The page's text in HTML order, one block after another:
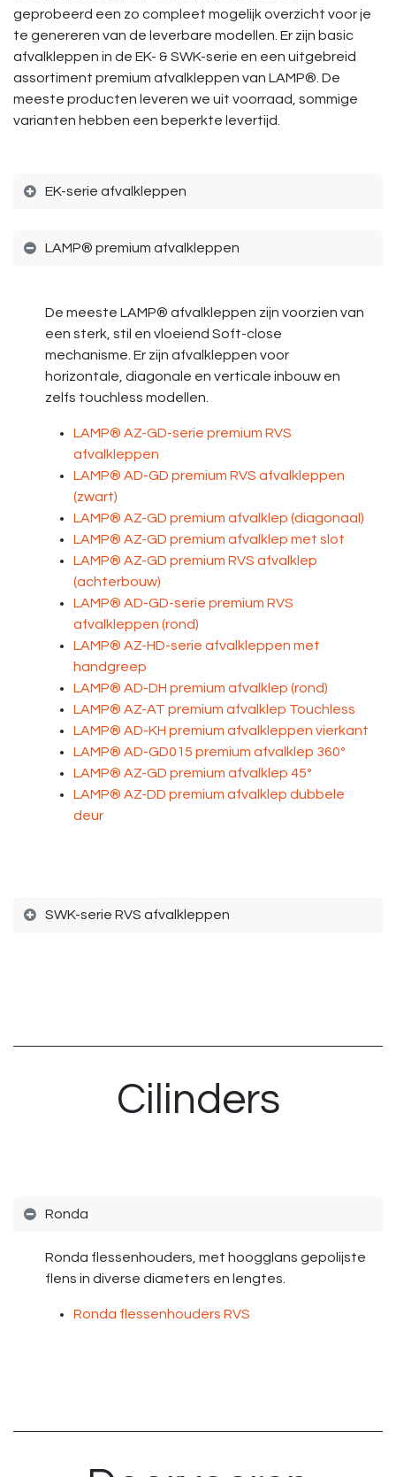
geprobeerd een zo compleet mogelijk overzicht voor je
te genereren van de leverbare modellen. Er zijn basic
afvalkleppen in de EK- & SWK-serie en een uitgebreid
assortiment premium afvalkleppen van LAMP®. De
meeste producten leveren we uit voorraad, sommige
varianten hebben een beperkte levertijd.
EK-serie afvalkleppen
LAMP® premium afvalkleppen
De meeste LAMP® afvalkleppen zijn voorzien van
een sterk, stil en vloeiend Soft-close
mechanisme. Er zijn afvalkleppen voor
horizontale, diagonale en verticale inbouw en
zelfs touchless modellen.
LAMP® AZ-GD-serie premium RVS
afvalkleppen
LAMP® AD-GD premium RVS afvalkleppen
(zwart)
LAMP® AZ-GD premium afvalklep (diagonaal)
LAMP® AZ-GD premium afvalklep met slot
LAMP® AZ-GD premium RVS afvalklep
(achterbouw)
LAMP® AD-GD-serie premium RVS
afvalkleppen (rond)
LAMP® AZ-HD-serie afvalkleppen met
handgreep
LAMP® AD-DH premium afvalklep (rond)
LAMP® AZ-AT premium afvalklep Touchless
LAMP® AD-KH premium afvalkleppen vierkant
LAMP® AD-GD015 premium afvalklep 360º
LAMP® AZ-GD premium afvalklep 45º
LAMP® AZ-DD premium afvalklep dubbele
deur
SWK-serie RVS afvalkleppen
Cilinders
Ronda
Ronda flessenhouders, met hoogglans gepolijste
flens in diverse diameters en lengtes.
Ronda flessenhouders RVS